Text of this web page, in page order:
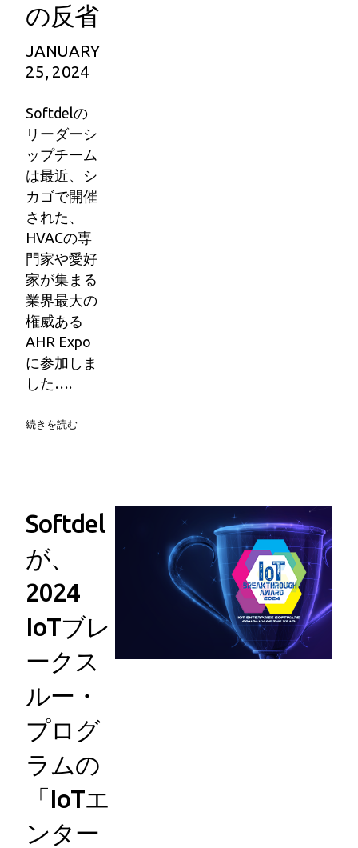
の反省
JANUARY
25, 2024
Softdelの
リーダーシ
ップチーム
は最近、シ
カゴで開催
された、
HVACの専
門家や愛好
家が集まる
業界最大の
権威ある
AHR Expo
に参加しま
した….
続きを読む
Softdel
が、
2024
IoTブレ
ークス
ルー・
プログ
ラムの
「IoTエ
ンター